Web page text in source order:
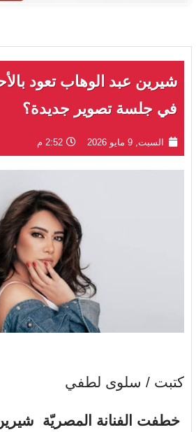
شيرين عبد الوهاب تعود
في جلسة تصوير جديدة؟
السبت, 9 مايو 2026 2:52 م
كتبت / سلوى لطفي
خطفت الفنانة المصريّة